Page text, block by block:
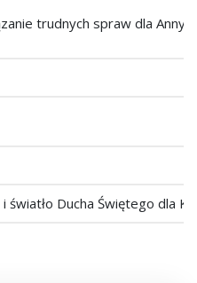
trudnych spraw dla Anny
i światło Ducha Świętego dla